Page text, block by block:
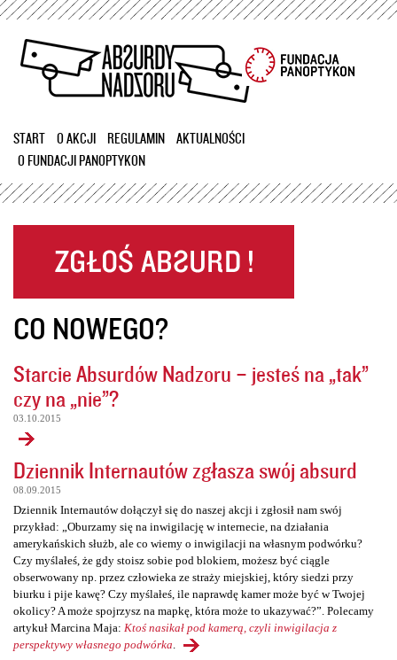
Przejdź
treści
START O AKCJI REGULAMIN
AKTUALNOŚCI
O FUNDACJI PANOPTYKON
CO NOWEGO?
Starcie Absurdów Nadzoru – jesteś na „tak”
czy na „nie”?
03.10.2015
Dziennik Internautów zgłasza swój absurd
08.09.2015
Dziennik Internautów dołączył się do naszej akcji i zgłosił nam swój
przykład: „Oburzamy się na inwigilację w internecie, na działania
amerykańskich służb, ale co wiemy o inwigilacji na własnym podwórku?
Czy myślałeś, że gdy stoisz sobie pod blokiem, możesz być ciągle
obserwowany np. przez człowieka ze straży miejskiej, który siedzi przy
biurku i pije kawę? Czy myślałeś, ile naprawdę kamer może być w Twojej
okolicy? A może spojrzysz na mapkę, która może to ukazywać?”. Polecamy
artykuł Marcina Maja: Ktoś nasikał pod kamerą, czyli inwigilacja z
perspektywy własnego podwórka